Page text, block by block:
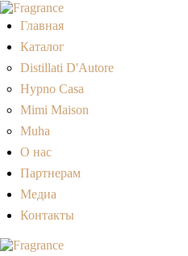
Главная
Каталог
Distillati D'Autore
Hypno Casa
Mimi Maison
Muha
О нас
Партнерам
Медиа
Контакты